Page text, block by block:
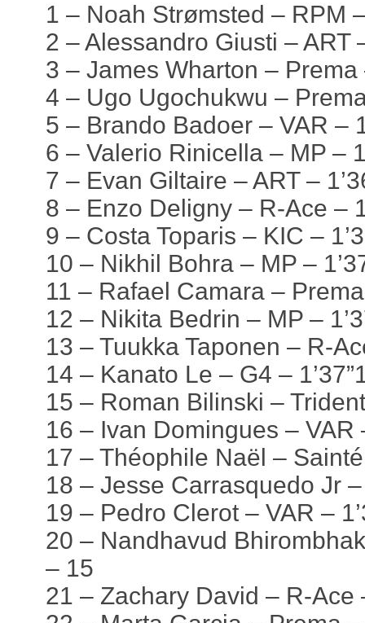
1 – Noah Strømsted – RPM
2 – Alessandro Giusti – ART
3 – James Wharton – Prema
4 – Ugo Ugochukwu –
5 – Brando Badoer – VAR –
6 – Valerio Rinicella – MP –
7 – Evan Giltaire – ART –
8 – Enzo Deligny – R-Ace –
9 – Costa Toparis – KIC –
10 – Nikhil Bohra – MP –
11 – Rafael Camara –
12 – Nikita Bedrin – MP –
13 – Tuukka Taponen – R-
14 – Kanato Le – G4 –
15 – Roman Bilinski –
16 – Ivan Domingues – VAR
17 – Théophile Naël –
18 – Jesse Carrasquedo Jr –
19 – Pedro Clerot – VAR –
20 – Nandhavud
– 15
21 – Zachary David – R-Ace